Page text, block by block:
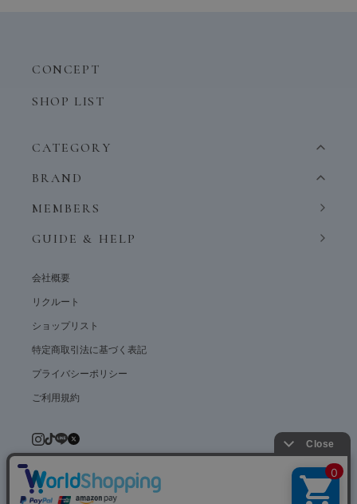
CONCEPT
SHOP LIST
CATEGORY
BRAND
MEMBERS
GUIDE & HELP
会社概要
リクルート
ショップリスト
特定商取引法に基づく表記
プライバシーポリシー
ご利用規約
© weardept co.,ltd. All rights reserved.